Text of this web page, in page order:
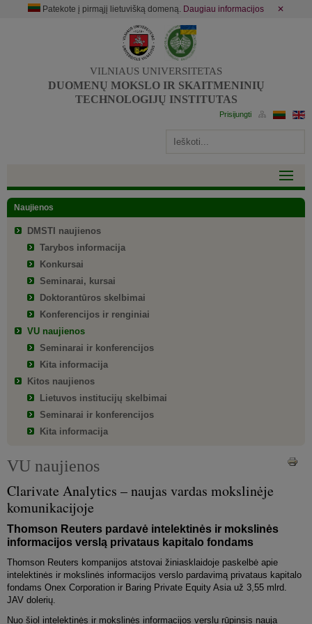
Patekote į pirmąjį lietuvišką domeną. Daugiau informacijos ✕
VILNIAUS UNIVERSITETAS
DUOMENŲ MOKSLO IR SKAITMENINIŲ
TECHNOLOGIJŲ INSTITUTAS
Naujienos
DMSTI naujienos
Tarybos informacija
Konkursai
Seminarai, kursai
Doktorantūros skelbimai
Konferencijos ir renginiai
VU naujienos
Seminarai ir konferencijos
Kita informacija
Kitos naujienos
Lietuvos institucijų skelbimai
Seminarai ir konferencijos
Kita informacija
VU naujienos
Clarivate Analytics – naujas vardas mokslinėje
komunikacijoje
Thomson Reuters pardavė intelektinės ir mokslinės
informacijos verslą privataus kapitalo fondams
Thomson Reuters kompanijos atstovai žiniasklaidoje paskelbė apie
intelektinės ir mokslinės informacijos verslo pardavimą privataus kapitalo
fondams Onex Corporation ir Baring Private Equity Asia už 3,55 mlrd.
JAV dolerių.
Nuo šiol intelektinės ir mokslinės informacijos verslu rūpinsis nauja